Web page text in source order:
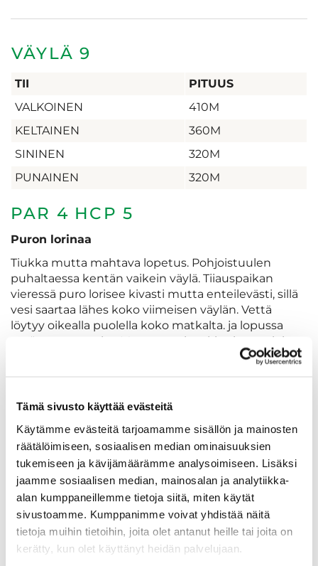
Tämä sivusto käyttää evästeitä
Käytämme evästeitä tarjoamamme sisällön ja mainosten
räätälöimiseen, sosiaalisen median ominaisuuksien
tukemiseen ja kävijämäärämme analysoimiseen. Lisäksi
jaamme sosiaalisen median, mainosalan ja analytiikka-
alan kumppaneillemme tietoja siitä, miten käytät
sivustoamme. Kumppanimme voivat yhdistää näitä
tietoja muihin tietoihin, joita olet antanut heille tai joita on
kerätty, kun olet käyttänyt heidän palvelujaan.
VÄYLÄ 9
TII
PITUUS
VALKOINEN
410M
KELTAINEN
360M
SININEN
320M
PUNAINEN
320M
PAR 4 HCP 5
Puron lorinaa
Tiukka mutta mahtava lopetus. Pohjoistuulen
puhaltaessa kentän vaikein väylä. Tiiauspaikan
vieressä puro lorisee kivasti mutta enteilevästi, sillä
vesi saartaa lähes koko viimeisen väylän. Vettä
löytyy oikealla puolella koko matkalta. ja lopussa
myös vasemmalta. Muutamat bunkkerita vartioivat
avausta ja lähestymistä. Lähestymistä kuitenkin